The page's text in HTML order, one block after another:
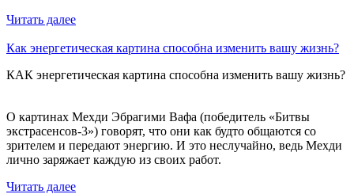
Читать далее
Как энергетическая картина способна изменить вашу жизнь?
КАК энергетическая картина способна изменить вашу жизнь?
О картинах Мехди Эбрагими Вафа (победитель «Битвы
экстрасенсов-3») говорят, что они как будто общаются со
зрителем и передают энергию. И это неслучайно, ведь Мехди
лично заряжает каждую из своих работ.
Читать далее